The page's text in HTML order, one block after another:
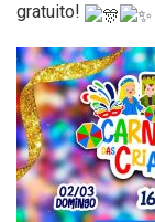
gratuito!